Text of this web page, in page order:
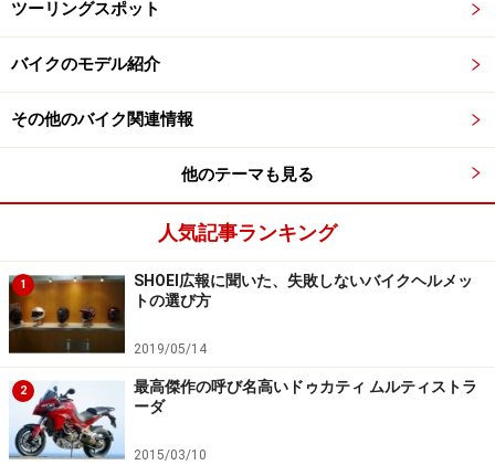
ツーリングスポット
バイクのモデル紹介
その他のバイク関連情報
他のテーマも見る
人気記事ランキング
1
SHOEI広報に聞いた、失敗しないバイクヘルメッ
トの選び方
2019/05/14
2
最高傑作の呼び名高いドゥカティ ムルティストラ
ーダ
2015/03/10